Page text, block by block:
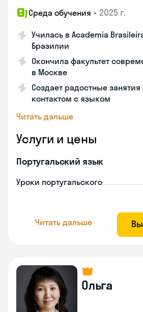
Среда обучения • 2025 г.
Училась в Academia
Бразилии
Окончила факультет
в Москве
Создает радостные
контактом с языком
Читать дальше
Услуги и цены
Португальский язык
Уроки португальского
Читать дальше
Ольга